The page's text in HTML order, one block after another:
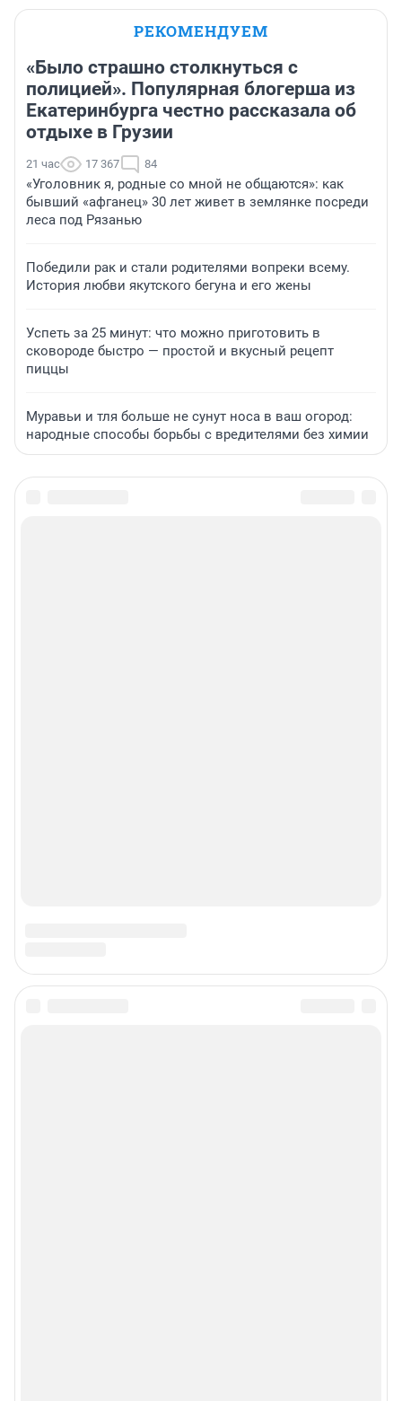
РЕКОМЕНДУЕМ
«Было страшно столкнуться с
полицией». Популярная блогерша из
Екатеринбурга честно рассказала об
отдыхе в Грузии
21 час 17 367 84
«Уголовник я, родные со мной не общаются»: как
бывший «афганец» 30 лет живет в землянке посреди
леса под Рязанью
Победили рак и стали родителями вопреки всему.
История любви якутского бегуна и его жены
Успеть за 25 минут: что можно приготовить в
сковороде быстро — простой и вкусный рецепт
пиццы
Муравьи и тля больше не сунут носа в ваш огород:
народные способы борьбы с вредителями без химии